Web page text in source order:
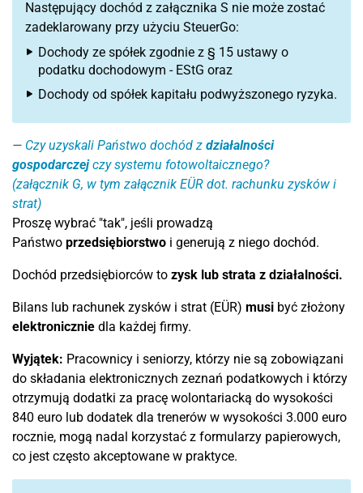
Następujący dochód z załącznika S nie może zostać
zadeklarowany przy użyciu SteuerGo:
Dochody ze spółek zgodnie z § 15 ustawy o
podatku dochodowym - EStG oraz
Dochody od spółek kapitału podwyższonego ryzyka.
Czy uzyskali Państwo dochód z działalności
gospodarczejczy systemu fotowoltaicznego?
(załącznik G, w tym załącznik EÜR dot. rachunku zysków i
strat)
Proszę wybrać "tak", jeśli prowadzą
Państwo przedsiębiorstwo i generują z niego dochód.
Dochód przedsiębiorców to zysk lub strata z działalności.
Bilans lub rachunek zysków i strat (EÜR) musi być złożony
elektronicznie dla każdej firmy.
Wyjątek: Pracownicy i seniorzy, którzy nie są zobowiązani
do składania elektronicznych zeznań podatkowych i którzy
otrzymują dodatki za pracę wolontariacką do wysokości
840 euro lub dodatek dla trenerów w wysokości 3.000 euro
rocznie, mogą nadal korzystać z formularzy papierowych,
co jest często akceptowane w praktyce.